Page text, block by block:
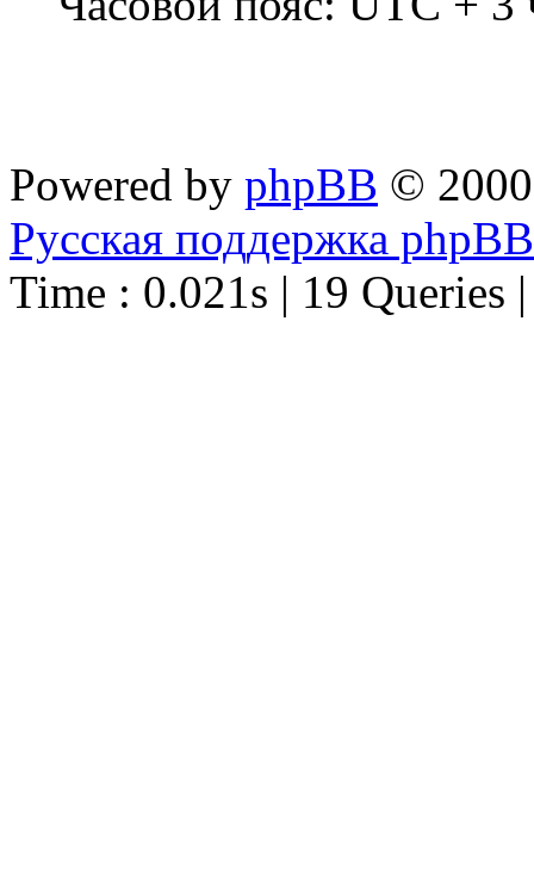
Powered by phpBB ©
Русская поддержка phpBB
Time : 0.021s | 19 Queries